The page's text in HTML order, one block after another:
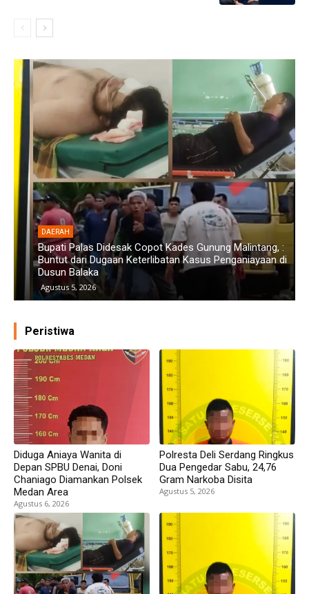
DAERAH
Bupati Palas Didesak Copot Kades Gunung Malintang, :
Buntut dari Dugaan Keterlibatan Kasus Penganiayaan di
Dusun Balaka
Agustus 5, 2026
Peristiwa
Diduga Aniaya Wanita di
Depan SPBU Denai, Doni
Chaniago Diamankan Polsek
Medan Area
Agustus 6, 2026
Polresta Deli Serdang Ringkus
Dua Pengedar Sabu, 24,76
Gram Narkoba Disita
Agustus 5, 2026